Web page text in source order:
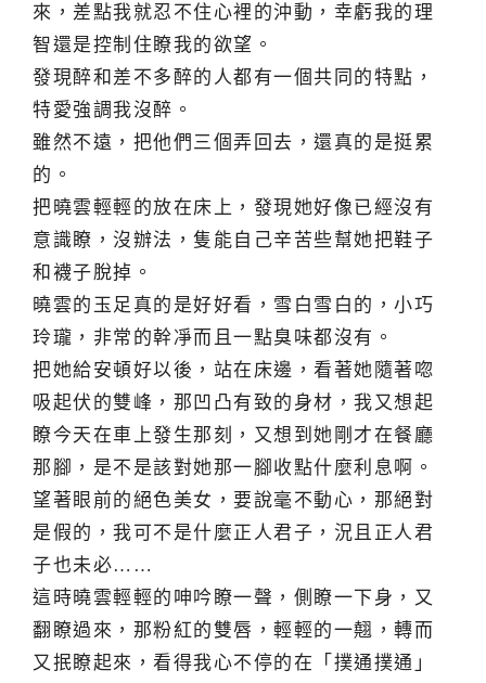
來，差點我就忍不住心裡的沖動，幸虧我的理
智還是控制住瞭我的欲望。
發現醉和差不多醉的人都有一個共同的特點，
特愛強調我沒醉。
雖然不遠，把他們三個弄回去，還真的是挺累
的。
把曉雲輕輕的放在床上，發現她好像已經沒有
意識瞭，沒辦法，隻能自己辛苦些幫她把鞋子
和襪子脫掉。
曉雲的玉足真的是好好看，雪白雪白的，小巧
玲瓏，非常的幹凈而且一點臭味都沒有。
把她給安頓好以後，站在床邊，看著她隨著唿
吸起伏的雙峰，那凹凸有致的身材，我又想起
瞭今天在車上發生那刻，又想到她剛才在餐廳
那腳，是不是該對她那一腳收點什麼利息啊。
望著眼前的絕色美女，要說毫不動心，那絕對
是假的，我可不是什麼正人君子，況且正人君
子也未必……
這時曉雲輕輕的呻吟瞭一聲，側瞭一下身，又
翻瞭過來，那粉紅的雙唇，輕輕的一翹，轉而
又抿瞭起來，看得我心不停的在「撲通撲通」